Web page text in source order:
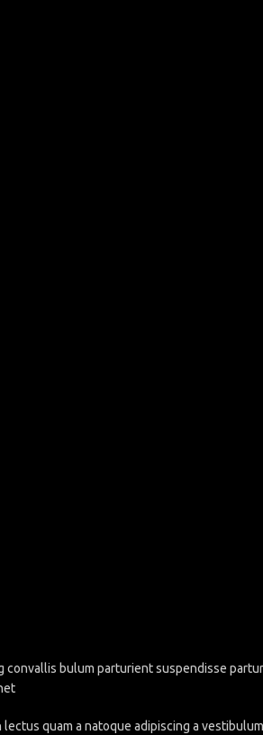
bulum parturient suspendisse
quam a natoque adipiscing a